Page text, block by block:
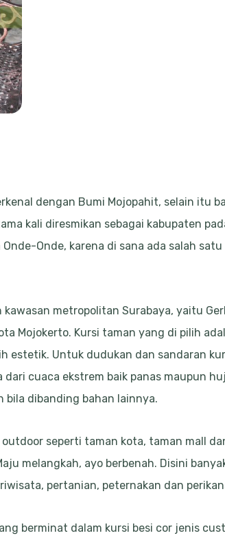
dengan Bumi Mojopahit, selain itu
kali diresmikan sebagai kabupaten
Onde, karena di sana ada salah
metropolitan Surabaya, yaitu
Mojokerto. Kursi taman yang di pilih
estetik. Untuk dudukan dan sandaran
cuaca ekstrem baik panas maupun
bila dibanding bahan lainnya.
seperti taman kota, taman mall
melangkah, ayo berbenah. Disini
pertanian, peternakan dan
berminat dalam kursi besi cor jenis